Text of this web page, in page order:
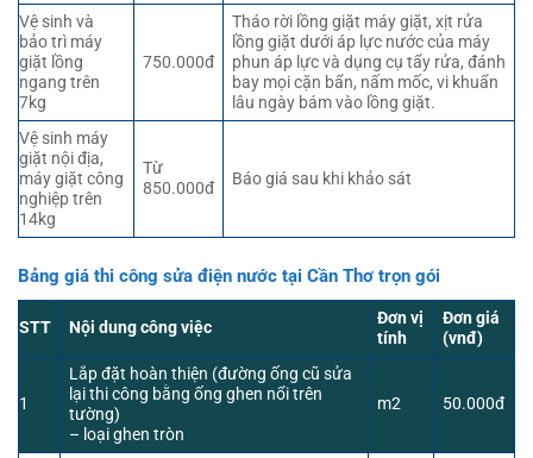
Vệ sinh và
bảo trì máy
giặt lồng
ngang trên
7kg
750.000đ
Tháo rời lồng giặt máy giặt, xịt rửa
lồng giặt dưới áp lực nước của máy
phun áp lực và dụng cụ tẩy rửa, đánh
bay mọi cặn bẩn, nấm mốc, vi khuẩn
lâu ngày bám vào lồng giặt.
Vệ sinh máy
giặt nội địa,
máy giặt công
nghiệp trên
14kg
Từ
850.000đ
Báo giá sau khi khảo sát
Bảng giá thi công sửa điện nước tại Cần Thơ trọn gói
STT Nội dung công việc
Đơn vị
tính
Đơn giá
(vnđ)
1
Lắp đặt hoàn thiện (đường ống cũ sửa
lại thi công bằng ống ghen nổi trên
tường)
– loại ghen tròn
m2 50.000đ